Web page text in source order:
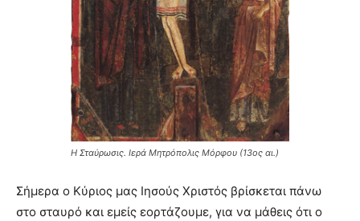
Η Σταύρωσις. Ιερά Μητρόπολις Μόρφου (13ος αι.)
Σήμερα ο Κύριος μας Ιησούς Χριστός βρίσκεται πάνω
στο σταυρό και εμείς εορτάζουμε, για να μάθεις ότι ο